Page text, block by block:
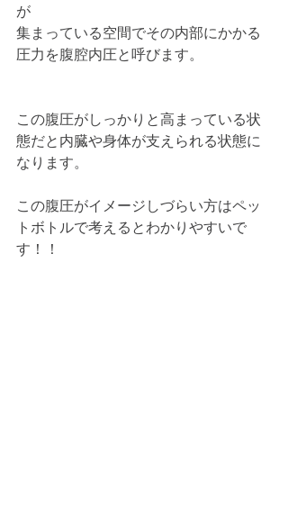
が
集まっている空間でその内部にかかる
圧力を腹腔内圧と呼びます。
この腹圧がしっかりと高まっている状
態だと内臓や身体が支えられる状態に
なります。
この腹圧がイメージしづらい方はペッ
トボトルで考えるとわかりやすいで
す！！